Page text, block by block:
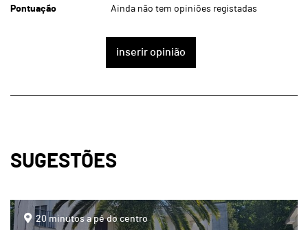
Pontuação Ainda não tem opiniões registadas
inserir opinião
SUGESTÕES
page
20 minutos a pé do centro